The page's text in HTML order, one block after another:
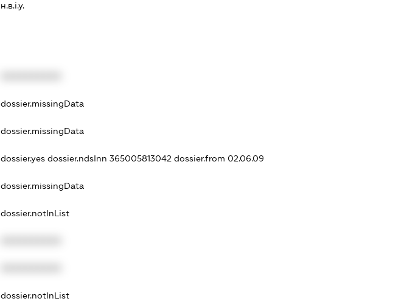
н.в.і.у.
dossier.missingData
dossier.missingData
dossier.yes dossier.ndsInn 365005813042 dossier.from 02.06.09
dossier.missingData
dossier.notInList
dossier.notInList